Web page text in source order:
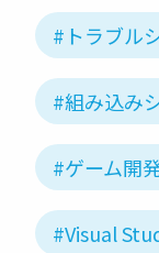
#トラブル
#組み込み
#ゲーム開
#Visual